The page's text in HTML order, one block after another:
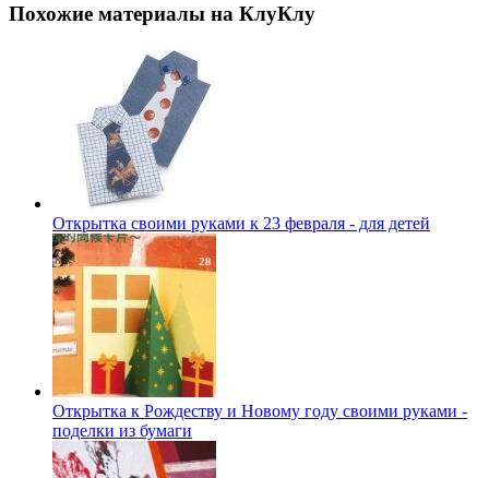
Похожие материалы на КлуКлу
Открытка своими руками к 23 февраля - для детей
Открытка к Рождеству и Новому году своими руками -
поделки из бумаги